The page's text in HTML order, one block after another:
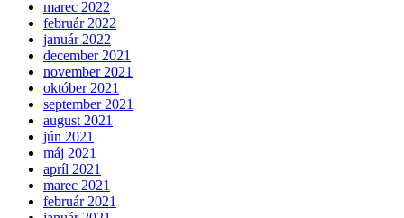
marec 2022
február 2022
január 2022
december 2021
november 2021
október 2021
september 2021
august 2021
jún 2021
máj 2021
apríl 2021
marec 2021
február 2021